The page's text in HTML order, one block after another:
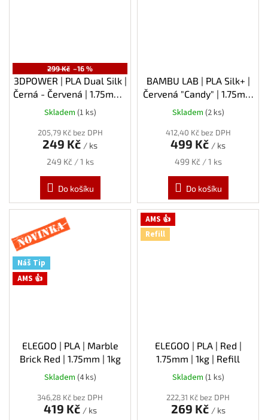
299 Kč –16 %
3DPOWER | PLA Dual Silk |
Černá - Červená | 1.75mm |
0,3kg
Skladem (1 ks)
205,79 Kč bez DPH
249 Kč / ks
Měrná
249 Kč / 1 ks
Do košíku
BAMBU LAB | PLA Silk+ |
Červená "Candy" | 1.75mm
| 1kg | Spool
Skladem (2 ks)
412,40 Kč bez DPH
499 Kč / ks
Měrná
499 Kč / 1 ks
Do košíku
Novinka
Náš Tip
AMS 👍
ELEGOO | PLA | Marble
Brick Red | 1.75mm | 1kg
Skladem (4 ks)
346,28 Kč bez DPH
419 Kč / ks
AMS 👍
Refill
ELEGOO | PLA | Red |
1.75mm | 1kg | Refill
Skladem (1 ks)
222,31 Kč bez DPH
269 Kč / ks